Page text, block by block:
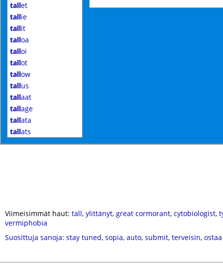
tallet
tallie
tallit
talloa
talloi
tallot
tallow
tallus
tallaat
tallage
tallata
tallats
Viimeisimmät haut: tall, ylittänyt, great cormorant, cytobiologist,
vermiphobia
Suosittuja sanoja: stay tuned, sopia, auto, submit, terveisin, ostaa